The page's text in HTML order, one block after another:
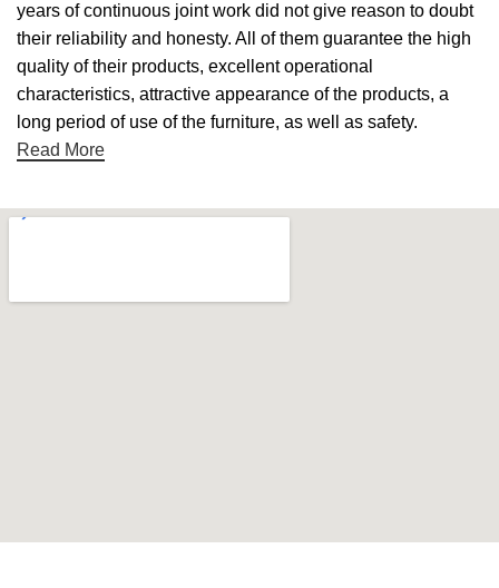
years of continuous joint work did not give reason to doubt
their reliability and honesty. All of them guarantee the high
quality of their products, excellent operational
characteristics, attractive appearance of the products, a
long period of use of the furniture, as well as safety.
Read More